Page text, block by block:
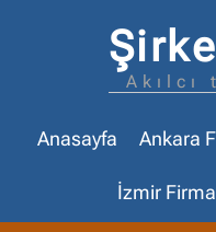
Anasayfa Ankara
İzmir